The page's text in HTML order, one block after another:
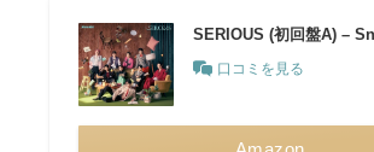
SERIOUS (初回盤A) –
口コミを見る